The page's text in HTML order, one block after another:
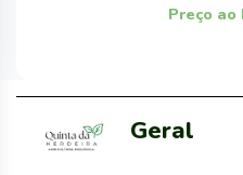
Preço ao
Geral